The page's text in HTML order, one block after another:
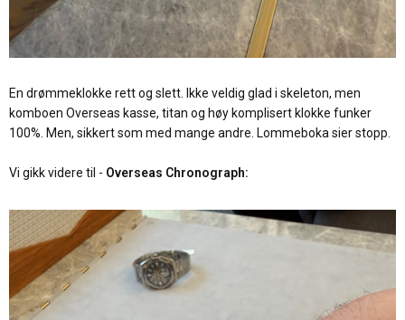
En drømmeklokke rett og slett. Ikke veldig glad i skeleton, men
komboen Overseas kasse, titan og høy komplisert klokke funker
100%. Men, sikkert som med mange andre. Lommeboka sier stopp.
Vi gikk videre til - Overseas Chronograph: